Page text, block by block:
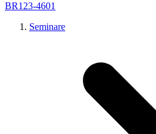
BR123-4601
Seminare